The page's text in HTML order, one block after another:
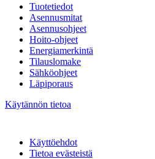
Tuotetiedot
Asennusmitat
Asennusohjeet
Hoito-ohjeet
Energiamerkintä
Tilauslomake
Sähköohjeet
Läpiporaus
Käytännön tietoa
Käyttöehdot
Tietoa evästeistä